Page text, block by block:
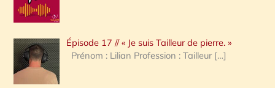
r
c
h
e
Épisode 17 // « Je suis Tailleur de pierre. »
Prénom : Lilian Profession : Tailleur […]